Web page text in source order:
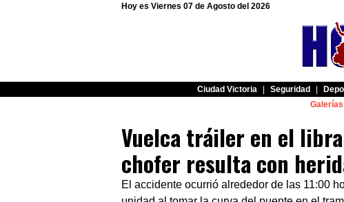
Hoy es Viernes 07 de Agosto del 2026
Ciudad Victoria Seguridad
Galerías
Vuelca tráiler en el
chofer resulta con
El accidente ocurrió alrededor de las 11:00